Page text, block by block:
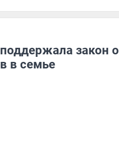
закон о
в семье